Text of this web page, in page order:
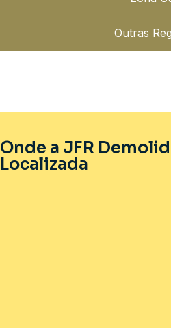
Outras
Onde a JFR
Localizada